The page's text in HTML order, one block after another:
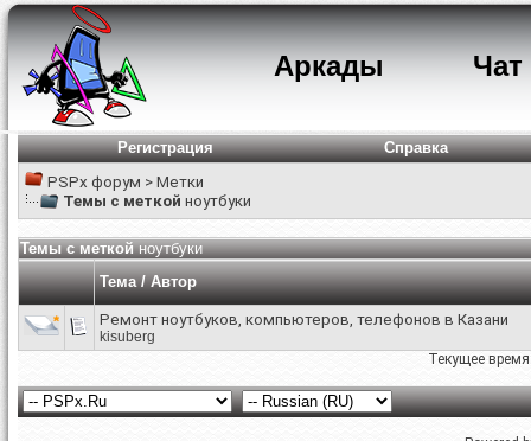
Аркады Чат
Регистрация
Справка
PSPx форум > Метки
Темы с меткой ноутбуки
Темы с меткойноутбуки
Тема / Автор
Ремонт ноутбуков, компьютеров, телефонов в Казани
kisuberg
Текущее